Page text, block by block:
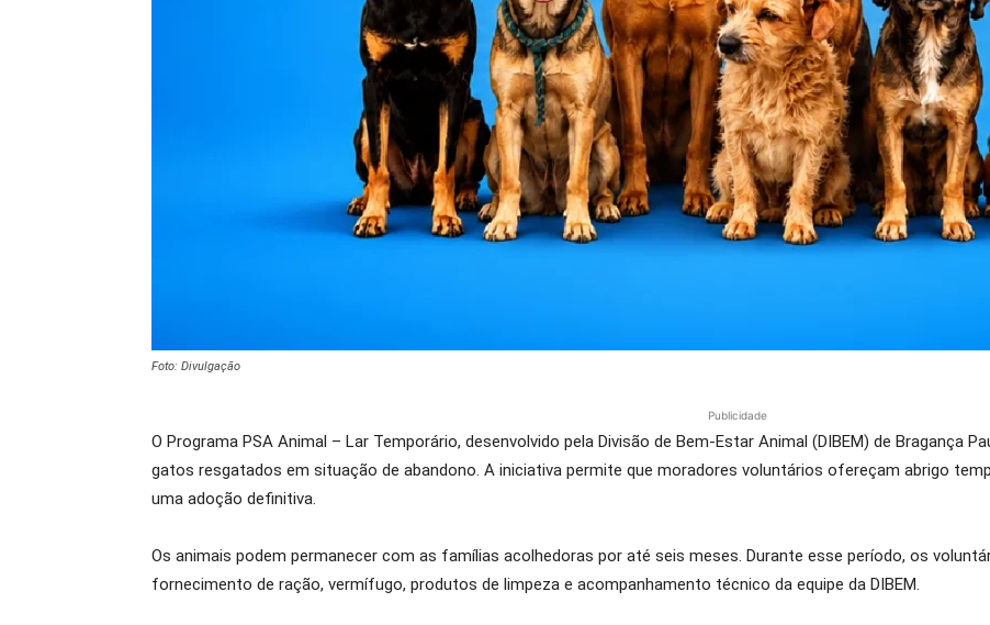
Foto: Divulgação
Publicidade
O Programa PSA Animal – Lar Temporário, desenvolvido pela Divisão de Bem-Estar Animal (DIBEM) de Bragança
gatos resgatados em situação de abandono. A iniciativa permite que moradores voluntários ofereçam abrigo
uma adoção definitiva.
Os animais podem permanecer com as famílias acolhedoras por até seis meses. Durante esse período, os
fornecimento de ração, vermífugo, produtos de limpeza e acompanhamento técnico da equipe da DIBEM.